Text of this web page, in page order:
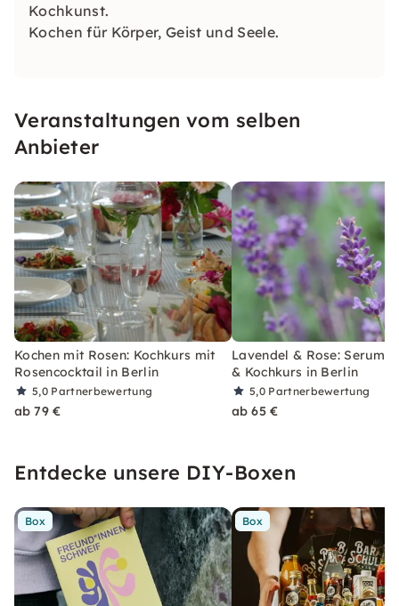
Kochkunst.
Kochen für Körper, Geist und Seele.
Veranstaltungen vom selben
Anbieter
Kochen mit Rosen: Kochkurs mit
Rosencocktail in Berlin
5,0 Partnerbewertung
ab 79 €
Lavendel & Rose: Serum,
& Kochkurs in Berlin
5,0 Partnerbewertung
ab 65 €
Entdecke unsere DIY-Boxen
Box Box